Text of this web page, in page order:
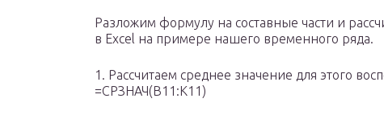
Разложим формулу на составные части и
в Excel на примере нашего временного ряда.
1. Рассчитаем среднее значение для этого
=СРЗНАЧ(B11:K11)